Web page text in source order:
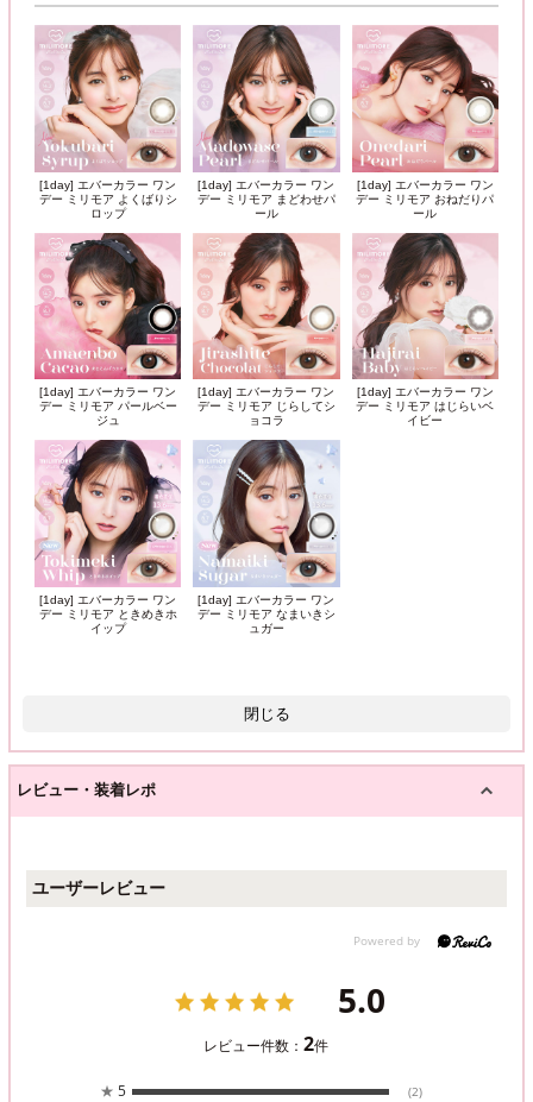
[1day] エバーカラー ワン
デー ミリモア よくばりシ
ロップ
[1day] エバーカラー ワン
デー ミリモア まどわせパ
ール
[1day] エバーカラー ワン
デー ミリモア おねだりパ
ール
[1day] エバーカラー ワン
デー ミリモア パールベー
ジュ
[1day] エバーカラー ワン
デー ミリモア じらしてシ
ョコラ
[1day] エバーカラー ワン
デー ミリモア はじらいベ
イビー
[1day] エバーカラー ワン
デー ミリモア ときめきホ
イップ
[1day] エバーカラー ワン
デー ミリモア なまいきシ
ュガー
閉じる
レビュー・装着レポ
ユーザーレビュー
5.0
レビュー件数：2件
★ 5 (2)